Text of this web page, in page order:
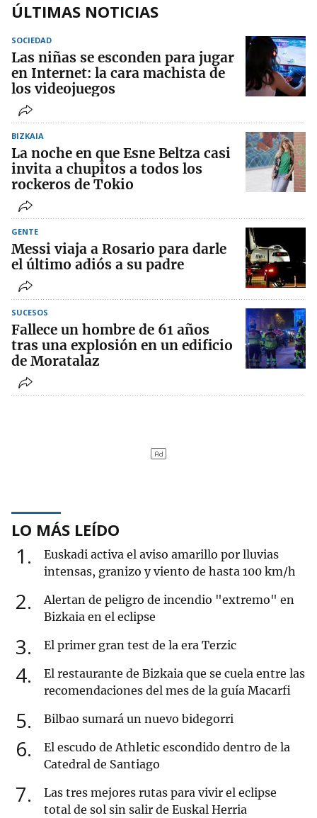
ÚLTIMAS NOTICIAS
SOCIEDAD
Las niñas se esconden para jugar
en Internet: la cara machista de
los videojuegos
BIZKAIA
La noche en que Esne Beltza casi
invita a chupitos a todos los
rockeros de Tokio
GENTE
Messi viaja a Rosario para darle
el último adiós a su padre
SUCESOS
Fallece un hombre de 61 años
tras una explosión en un edificio
de Moratalaz
LO MÁS LEÍDO
1
Euskadi activa el aviso amarillo por lluvias
intensas, granizo y viento de hasta 100 km/h
2
Alertan de peligro de incendio "extremo" en
Bizkaia en el eclipse
3 El primer gran test de la era Terzic
4
El restaurante de Bizkaia que se cuela entre las
recomendaciones del mes de la guía Macarfi
5 Bilbao sumará un nuevo bidegorri
6
El escudo de Athletic escondido dentro de la
Catedral de Santiago
7
Las tres mejores rutas para vivir el eclipse
total de sol sin salir de Euskal Herria